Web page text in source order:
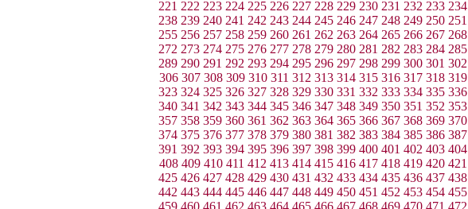
221 222 223 224 225 226 227 228 229 230 231 232 233 234
238 239 240 241 242 243 244 245 246 247 248 249 250 251
255 256 257 258 259 260 261 262 263 264 265 266 267 268
272 273 274 275 276 277 278 279 280 281 282 283 284 285
289 290 291 292 293 294 295 296 297 298 299 300 301 302
306 307 308 309 310 311 312 313 314 315 316 317 318 319
323 324 325 326 327 328 329 330 331 332 333 334 335 336
340 341 342 343 344 345 346 347 348 349 350 351 352 353
357 358 359 360 361 362 363 364 365 366 367 368 369 370
374 375 376 377 378 379 380 381 382 383 384 385 386 387
391 392 393 394 395 396 397 398 399 400 401 402 403 404
408 409 410 411 412 413 414 415 416 417 418 419 420 421
425 426 427 428 429 430 431 432 433 434 435 436 437 438
442 443 444 445 446 447 448 449 450 451 452 453 454 455